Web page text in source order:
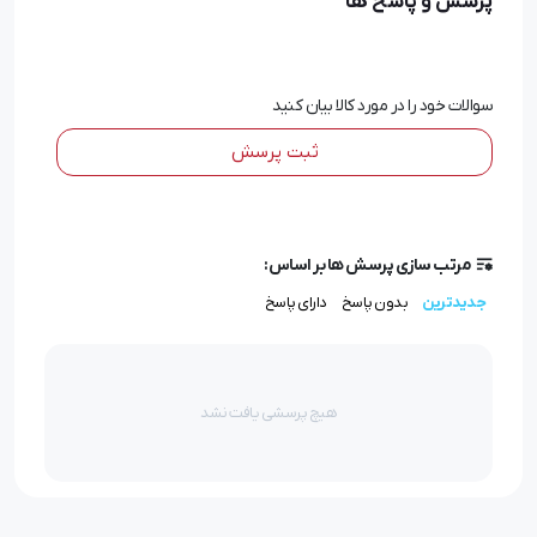
مشکلات جلوگیری کرد. طلق جدید، همچون چراغ جدید، نور
کافی را پخش خواهد کرد و به ظاهر خودرو زیبایی و جوانی
قیمت طلق چراغ جلو
یکی از موارد مهم توجه به برند تولید کننده و متریال اصلی
سوالات خود را در مورد کالا بیان کنید
ثبت پرسش
مرتب سازی پرسش ها بر اساس:
جدیدترین بدون پاسخ دارای پاسخ
هیچ پرسشی یافت نشد